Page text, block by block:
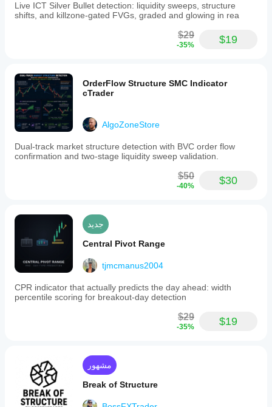
Live ICT Silver Bullet detection: liquidity sweeps, structure
shifts, and killzone-gated FVGs, graded and glowing in rea
$29
-35% $19
OrderFlow Structure SMC Indicator
cTrader
AlgoZoneStore
Dual-track market structure detection with BVC order flow
confirmation and two-stage liquidity sweep validation.
$50
-40% $30
جديد
Central Pivot Range
tjmcmanus2004
CPR indicator that actually predicts the day ahead: width
percentile scoring for breakout-day detection
$29
-35% $19
مشهور
Break of Structure